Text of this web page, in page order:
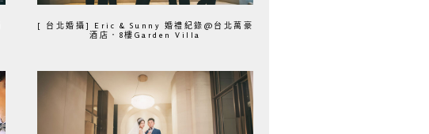
[ 台北婚攝] Eric & Sunny 婚禮紀錄@台北萬豪
酒店．8樓Garden Villa